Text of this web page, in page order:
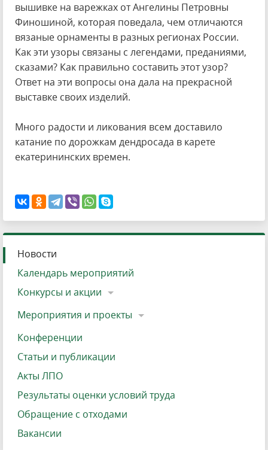
вышивке на варежках от Ангелины Петровны
Финошиной, которая поведала, чем отличаются
вязаные орнаменты в разных регионах России.
Как эти узоры связаны с легендами, преданиями,
сказами? Как правильно составить этот узор?
Ответ на эти вопросы она дала на прекрасной
выставке своих изделий.
Много радости и ликования всем доставило
катание по дорожкам дендросада в карете
екатерининских времен.
Новости
Календарь мероприятий
Конкурсы и акции
Мероприятия и проекты
Конференции
Статьи и публикации
Акты ЛПО
Результаты оценки условий труда
Обращение с отходами
Вакансии